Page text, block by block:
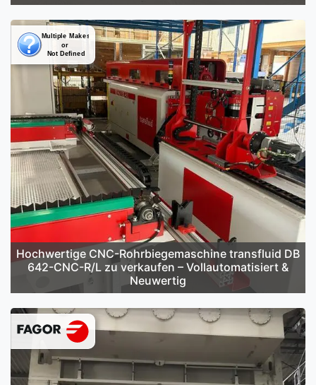
Hochwertige CNC-Rohrbiegemaschine transfluid DB
642-CNC-R/L zu verkaufen – Vollautomatisiert &
Neuwertig